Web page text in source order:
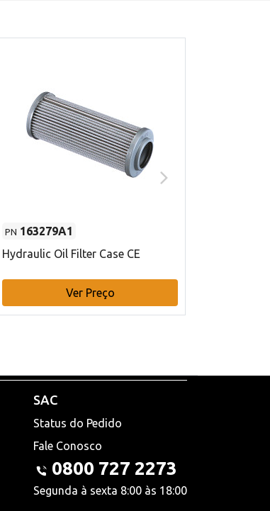
PN 163279A1
Hydraulic Oil Filter Case CE
Ver Preço
SAC
Status do Pedido
Fale Conosco
0800 727 2273
Segunda à sexta 8:00 às 18:00